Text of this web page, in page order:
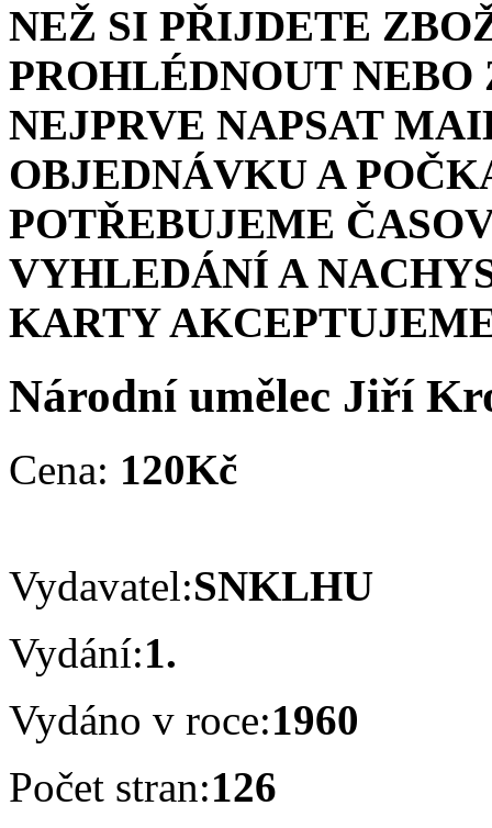
NEŽ SI PŘIJDETE
PROHLÉDNOUT
NEJPRVE NAPSAT
OBJEDNÁVKU A
POTŘEBUJEME
VYHLEDÁNÍ A
KARTY
Národní umělec Jiří
Cena: 120Kč
Vydavatel:SNKLHU
Vydání:1.
Vydáno v roce:1960
Počet stran:126